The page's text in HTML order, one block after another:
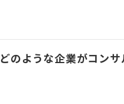
どのような企業がコン